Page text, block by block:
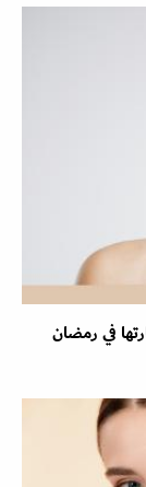
في رمضان